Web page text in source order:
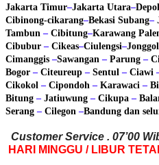
Jakarta Timur–Jakarta Utara–
Cibinong-cikarang–Bekasi Subang–
Tambun – Cibitung–Karawang
Cibubur – Cikeas–Ciulengsi–Jonggol
Cimanggis –Sawangan – Parung –
Bogor – Citeureup – Sentul – Ciawi
Cikokol – Cipondoh – Karawaci –
Bitung – Jatiuwung – Cikupa –
Serang – Cilegon –Bandung dan
Customer Service . 07’00
HARI MINGGU / LIBUR